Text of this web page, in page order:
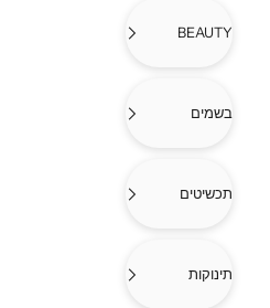
BEAUTY
בשמים
תכשיטים
תינוקות